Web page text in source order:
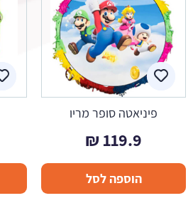
פיניאטה סופר מריו
119.9
₪
הוספה לסל